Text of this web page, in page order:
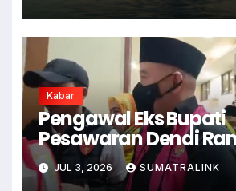
Kabar
Pengawal Eks Bupati
Pesawaran Dendi
Pukul Kamera
JUL 3, 2026 SUMATRALINK